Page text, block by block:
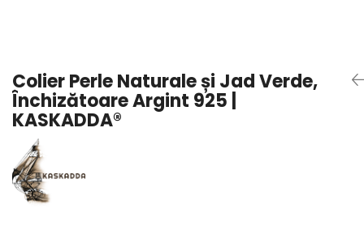
Brose cu Perle
Colier Perle Naturale și Jad Verde,
Închizătoare Argint 925 |
KASKADDA®